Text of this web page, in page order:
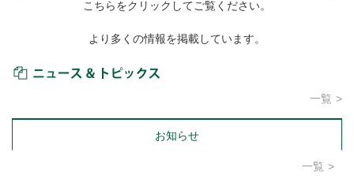
こちらをクリックしてご覧ください。
より多くの情報を掲載しています。
一覧
お知らせ
一覧